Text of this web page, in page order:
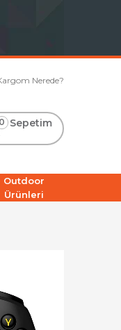
Nerede?
Sepetim
0
Outdoor
Ürünleri